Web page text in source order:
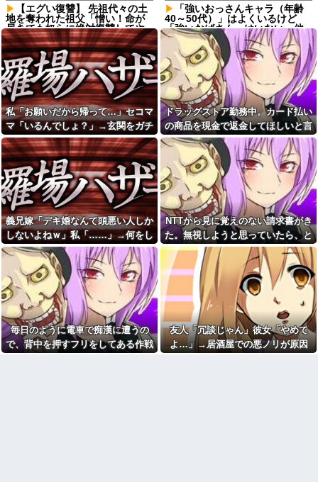
【エグい復讐】 先祖代々の土
地を奪われた祖父「憎い！命が
尽きても奴らに絶対復讐してや
る！！」→祖父が亡くなりその
土地に焼肉屋が建ったが、不幸
が次々おこり…
子供達のリクエストでシーフ
ードカレーを作り子供達とハフ
ハフしていたら帰宅した夫がキ
レるキレる。夫「俺がシーフー
ド嫌いなの知っているだろう...
ドラッグストア勤務中。カー
ド払いの商品を現金で返金して
ほしいと言い張る女性客。断っ
ても引き下がらず、その後まさ
かの展開に…
未成年の女の子が何故ネット
で知り合ったオッサンに安々と
騙されて会ってしまうか疑問だ
った
親の借金のカタに17歳でもぐ
りの消費者金融社長の愛人にな
った。その後25歳で1000万円を
渡されマンションへ移された直
後、社長が…
アルバイトの教育で悩んで
る。その人はマニュアルを暗記
して機械のように繰り返すロボ
ットタイプ
Aママ「この辺に住んでるの？
旦那さんってお医者さん？」私
「違いますけど…」→住所を知
られたことから面倒なことに…
「強いおっさんキャラ（年齢
40～50代）」はよくいるけど
「強いおばさん」はいない…他
【衝撃】震災で母親に「置い
ていかないで」と言われて置い
ていった娘！⇒ (※画像あり)
最近、友人から距離を取られ
てる理由が判明。不倫がバレて
た。
住宅街を歩いていたら小１女
児に泣きながら抱きつかれた。
鍵っ子のピンチに付き添い30
分…無事にお母さんが現れる
も、後から襲ってきた「不審者
扱いの恐怖」←親切心が裏目に
出るかもしれない世の中怖すぎ
る
【速報】専門家「イオンモー
ル熊本の爆心地に”こんなも
の”があったんだけど…」
家購入に「ダメダメ！」と猛
反対するトメに「あなたの家じ
ゃありません」と言い放った結
果→激怒したトメが自ら〇〇を
口にして最高の展開へｗｗｗｗ
ｗｗ
６畳１間のアパートで、隣に
住む専門学生の部屋が余りにう
るさくて警察を呼んで注意をし
に行ったら…
【衝撃】「え、これカバー曲
だったの！？」って知って驚い
私「お願いだから帰って…」セコマ
マ「いるんでしょ？」→玄関をガチ
ャガチャされ、警察を呼ぶ事態にな
って…
ドラッグストア勤務中。カード払い
の商品を現金で返金してほしいと言
い張る女性客。断っても引き下がら
ず、その後まさかの展開に…
義兄嫁「デキ婚なんて頭悪い人しか
しないよねｗ」私「……」→何をし
ても嫌味を言われ続けた末に…
NTTから見に覚えのない請求書がき
た。無視しようと思っていたら、と
んでもない事実が判明して…
毎日のように電車で痴漢に遭うの
で、背中を押すフリをしてある作戦
友人「冗談じゃん」彼女「やめて
よ…」→居酒屋での悪ノリが原因